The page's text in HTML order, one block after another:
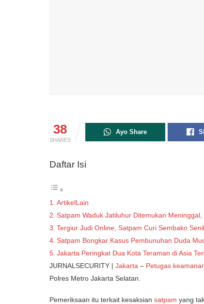
38
SHARES
Ayo Share
Daftar Isi
ArtikelLain
Satpam Waduk Jatiluhur Ditemukan Meninggal,
Tergiur Judi Online, Satpam Curi Sembako
Satpam Bongkar Kasus Pembunuhan Duda
Jakarta Peringkat Dua Kota Teraman di Asia
JURNALSECURITY | Jakarta – Petugas
Polres Metro Jakarta Selatan.
Pemeriksaan itu terkait kesaksian satpam yang